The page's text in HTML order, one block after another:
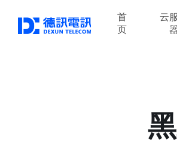
首
页
云